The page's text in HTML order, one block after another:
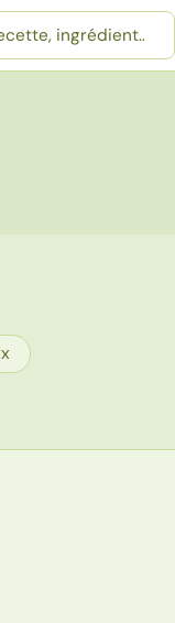
une recette